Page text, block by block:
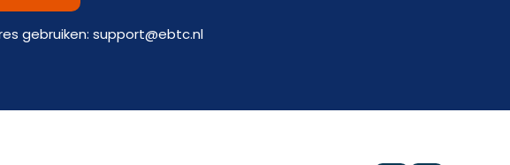
gebruiken: support@ebtc.nl